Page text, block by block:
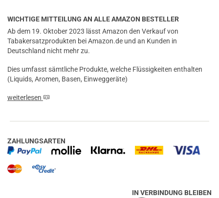
WICHTIGE MITTEILUNG AN ALLE AMAZON BESTELLER
Ab dem 19. Oktober 2023 lässt Amazon den Verkauf von
Tabakersatzprodukten bei Amazon.de und an Kunden in
Deutschland nicht mehr zu.
Dies umfasst sämtliche Produkte, welche Flüssigkeiten enthalten
(Liquids, Aromen, Basen, Einweggeräte)
weiterlesen
ZAHLUNGSARTEN
IN VERBINDUNG BLEIBEN